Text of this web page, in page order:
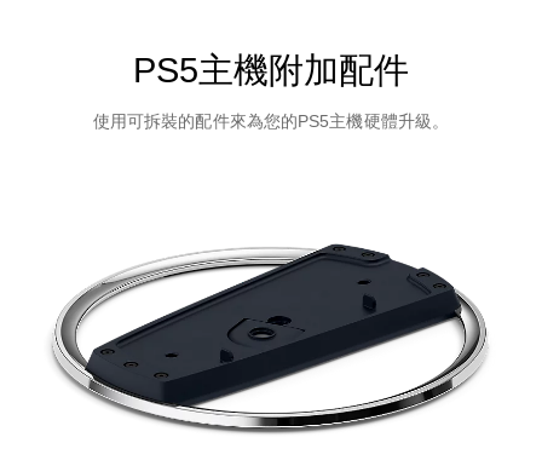
PS5主機附加配件
使用可拆裝的配件來為您的PS5主機硬體升級。